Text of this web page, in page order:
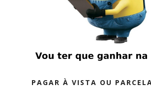
PAGAR À VISTA OU